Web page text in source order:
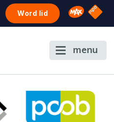
Word lid Omroep
NPO
menu